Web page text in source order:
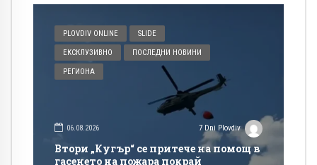
PLOVDIV ONLINE SLIDE
ЕКСКЛУЗИВНО ПОСЛЕДНИ НОВИНИ
РЕГИОНА
06.08.2026 7 Dni Plovdiv
Втори „Кугър“ се притече на помощ в
гасенето на пожара покрай